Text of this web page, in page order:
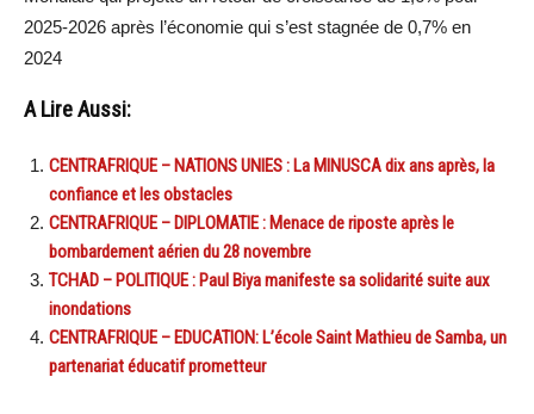
2025-2026 après l’économie qui s’est stagnée de 0,7% en
2024
A Lire Aussi:
CENTRAFRIQUE – NATIONS UNIES : La MINUSCA dix ans après, la
confiance et les obstacles
CENTRAFRIQUE – DIPLOMATIE : Menace de riposte après le
bombardement aérien du 28 novembre
TCHAD – POLITIQUE : Paul Biya manifeste sa solidarité suite aux
inondations
CENTRAFRIQUE – EDUCATION: L’école Saint Mathieu de Samba, un
partenariat éducatif prometteur